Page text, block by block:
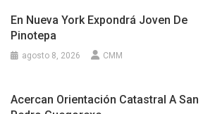
En Nueva York Expondrá Joven De
Pinotepa
agosto 8, 2026 CMM
Acercan Orientación Catastral A San